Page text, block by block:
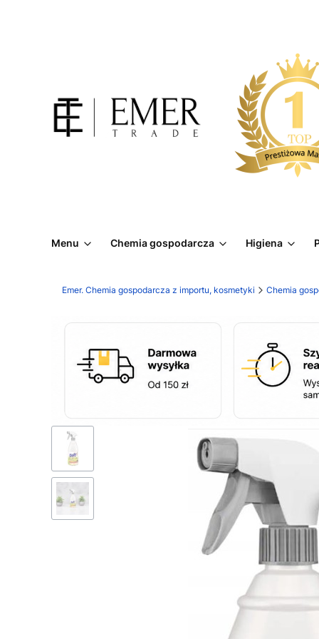
Menu Chemia gospodarcza Higiena
Emer. Chemia gospodarcza z importu, kosmetyki Chemia